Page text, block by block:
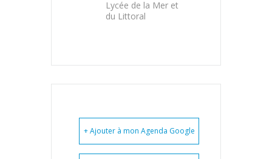
Lycée de la Mer et
du Littoral
+ Ajouter à mon Agenda Google